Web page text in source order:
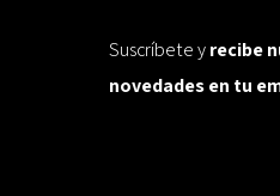
Suscríbete yrecibe
novedades en tu